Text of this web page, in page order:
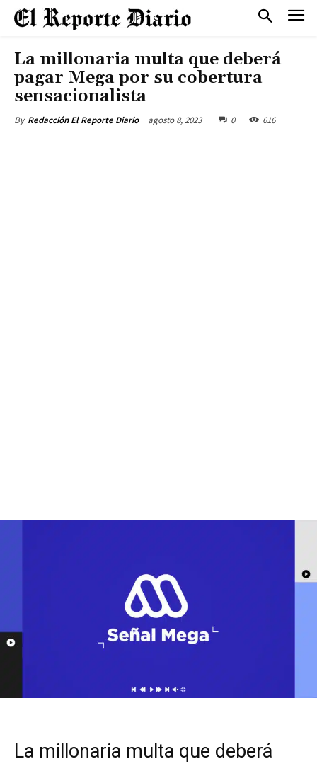
La millonaria multa que deberá
pagar Mega por su cobertura
sensacionalista
By Redacción El Reporte Diario agosto 8, 2023 0 616
La millonaria multa que deberá